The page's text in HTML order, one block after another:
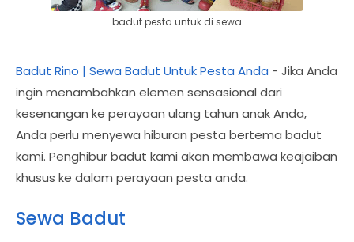
badut pesta untuk di sewa
Badut Rino | Sewa Badut Untuk Pesta Anda - Jika Anda
ingin menambahkan elemen sensasional dari
kesenangan ke perayaan ulang tahun anak Anda,
Anda perlu menyewa hiburan pesta bertema badut
kami. Penghibur badut kami akan membawa keajaiban
khusus ke dalam perayaan pesta anda.
Sewa Badut